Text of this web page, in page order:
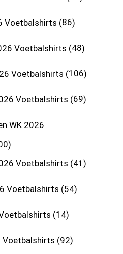
Voetbalshirts 86
Voetbalshirts 48
Voetbalshirts 106
Voetbalshirts 69
WK 2026
Voetbalshirts 41
Voetbalshirts 54
14
Voetbalshirts 92